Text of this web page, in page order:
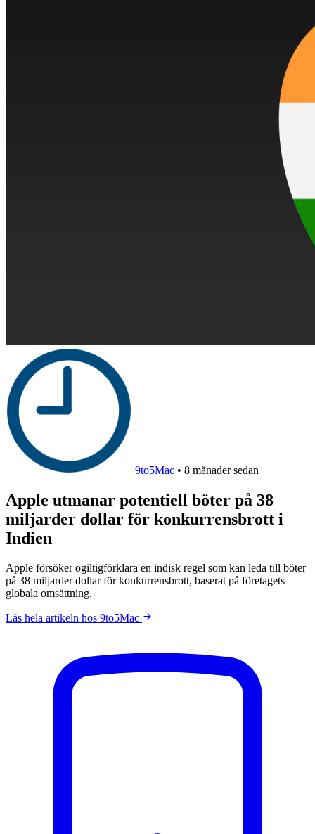
9to5Mac • 8 månader sedan
Apple utmanar potentiell böter på 38
miljarder dollar för konkurrensbrott i
Indien
Apple försöker ogiltigförklara en indisk regel som kan leda till böter
på 38 miljarder dollar för konkurrensbrott, baserat på företagets
globala omsättning.
Läs hela artikeln hos 9to5Mac